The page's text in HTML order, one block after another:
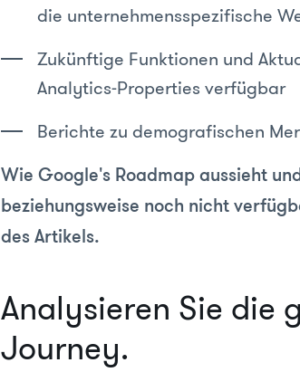
die unternehmensspezifische
Zukünftige Funktionen und
Analytics-Properties verfügbar
Berichte zu demografischen
Wie Google's Roadmap aussieht
beziehungsweise noch nicht
des Artikels.
Analysieren Sie die
Journey.